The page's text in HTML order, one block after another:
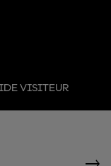
VISITEUR